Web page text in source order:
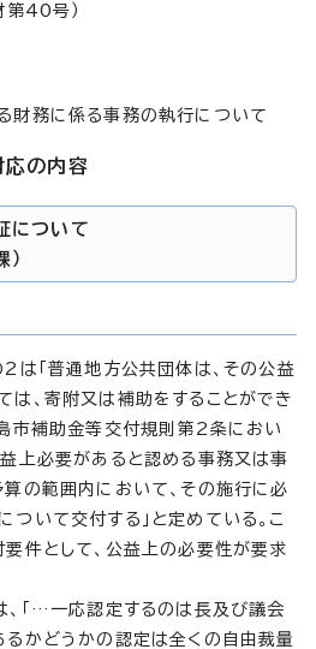
40号）
財務に係る事務の執行について
の内容
について
「普通地方公共団体は、その公益
は、寄附又は補助をすることができ
島市補助金等交付規則第2条におい
益上必要があると認める事務又は事
の範囲内において、その施行に必
いて交付する」と定めている。こ
件として、公益上の必要性が要求
「…一応認定するのは長及び議会
るかどうかの認定は全くの自由裁量